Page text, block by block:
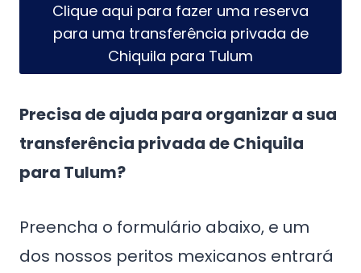
Clique aqui para fazer uma reserva
para uma transferência privada de
Chiquila para Tulum
Precisa de ajuda para organizar a sua
transferência privada de Chiquila
para Tulum?
Preencha o formulário abaixo, e um
dos nossos peritos mexicanos entrará